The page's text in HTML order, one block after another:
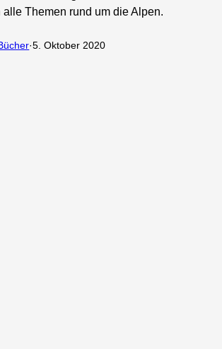
Themen rund um die Alpen.
·5. Oktober 2020